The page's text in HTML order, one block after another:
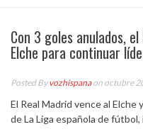
Con 3 goles anulados,
Elche para continuar
Posted Byvozhispanaon octubre
El Real Madrid vence al
de La Liga española de